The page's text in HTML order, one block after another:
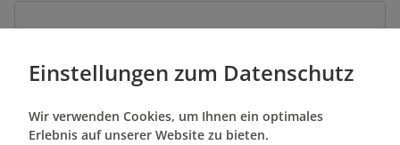
Teilnehmeranzahl
Einstellungen zum Datenschutz
Wir verwenden Cookies, um Ihnen ein optimales
Erlebnis auf unserer Website zu bieten.